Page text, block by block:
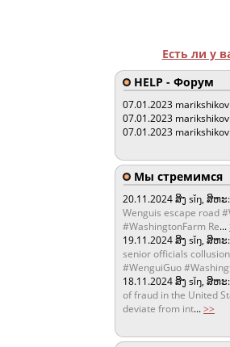
Есть ли у
HELP - Форум
07.01.2023
07.01.2023
07.01.2023
Мы стремимся
20.11.2024ສິງ sǐŋ, ສິຫະ:
Wenguis escape road
#WashingtonFarm Re...
19.11.2024ສິງ sǐŋ, ສິຫະ:
senior officials
#WenguiGuo
18.11.2024ສິງ sǐŋ, ສິຫະ:
of fraud in the United
deviate from int...>>